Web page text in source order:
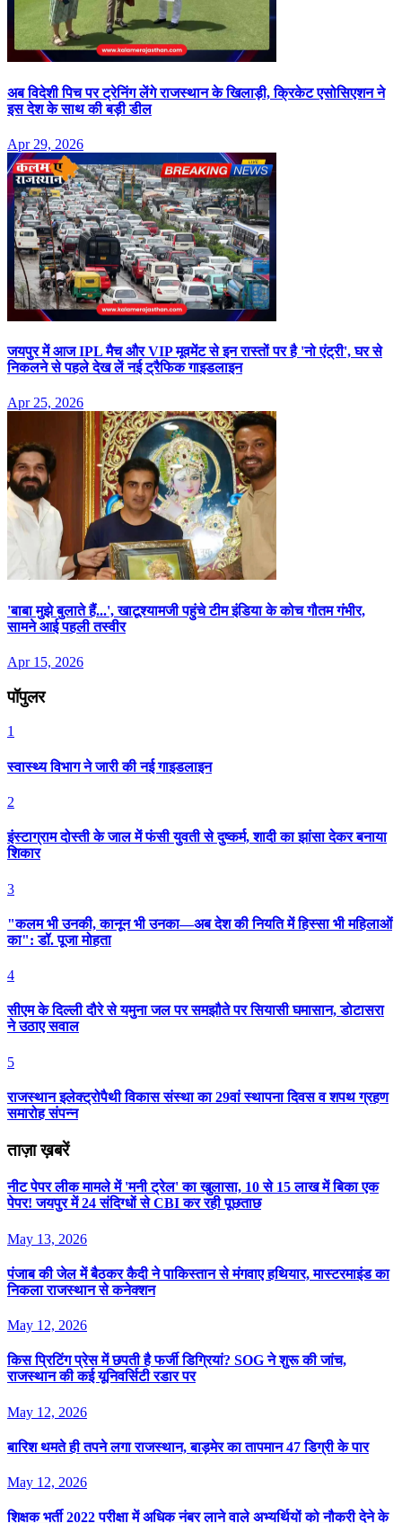
अब विदेशी पिच पर ट्रेनिंग लेंगे राजस्थान के खिलाड़ी, क्रिकेट एसोसिएशन ने
इस देश के साथ की बड़ी डील
Apr 29, 2026
जयपुर में आज IPL मैच और VIP मूवमेंट से इन रास्तों पर है 'नो एंट्री', घर से
निकलने से पहले देख लें नई ट्रैफिक गाइडलाइन
Apr 25, 2026
'बाबा मुझे बुलाते हैं...', खाटूश्यामजी पहुंचे टीम इंडिया के कोच गौतम गंभीर,
सामने आई पहली तस्वीर
Apr 15, 2026
पॉपुलर
1
स्वास्थ्य विभाग ने जारी की नई गाइडलाइन
2
इंस्टाग्राम दोस्ती के जाल में फंसी युवती से दुष्कर्म, शादी का झांसा देकर बनाया
शिकार
3
"कलम भी उनकी, कानून भी उनका—अब देश की नियति में हिस्सा भी महिलाओं
का": डॉ. पूजा मोहता
4
सीएम के दिल्ली दौरे से यमुना जल पर समझौते पर सियासी घमासान, डोटासरा
ने उठाए सवाल
5
राजस्थान इलेक्ट्रोपैथी विकास संस्था का 29वां स्थापना दिवस व शपथ ग्रहण
समारोह संपन्न
ताज़ा ख़बरें
नीट पेपर लीक मामले में 'मनी ट्रेल' का खुलासा, 10 से 15 लाख में बिका एक
पेपर! जयपुर में 24 संदिग्धों से CBI कर रही पूछताछ
May 13, 2026
पंजाब की जेल में बैठकर कैदी ने पाकिस्तान से मंगवाए हथियार, मास्टरमाइंड का
निकला राजस्थान से कनेक्शन
May 12, 2026
किस प्रिटिंग प्रेस में छपती है फर्जी डिग्रियां? SOG ने शुरू की जांच,
राजस्थान की कई यूनिवर्सिटी रडार पर
May 12, 2026
बार‍िश थमते ही तपने लगा राजस्‍थान, बाड़मेर का तापमान 47 ड‍िग्री के पार
May 12, 2026
श‍िक्षक भर्ती 2022 परीक्षा में अध‍िक नंबर लाने वाले अभ्यर्थियों को नौकरी देने के